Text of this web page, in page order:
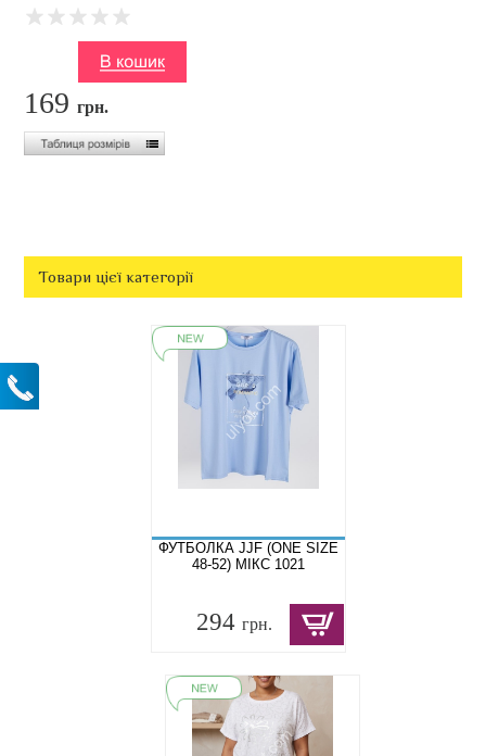
169грн.
Товари цієї категорії
ФУТБОЛКА JJF (ONE SIZE
48-52) МІКС 1021
294 грн.